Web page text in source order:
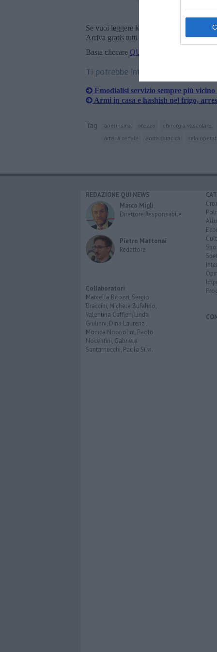
Se vuoi leggere le notizie principali della
Arriva gratis tutti i giorni alle 20:00
Basta cliccare QUI
Ti potrebbe interessare anche:
​Emodialisi servizio sempre più
Armi in casa e hashish nel frigo,
Tag aneurisma arezzo chirurgia vascolare
arteria renale
aorta toracica sala
REDAZIONE QUI NEWS
Marco Migli
Direttore Responsabile
Pietro Mattonai
Redattore
Collaboratori
Marcella Bitozzi, Sergio
Braccini, Michele Bufalino,
Valentina Caffieri, Linda
Giuliani, Dina Laurenzi,
Monica Nocciolini, Paolo
Nocentini, Gabriele
Santarnecchi, Paola Silvi.